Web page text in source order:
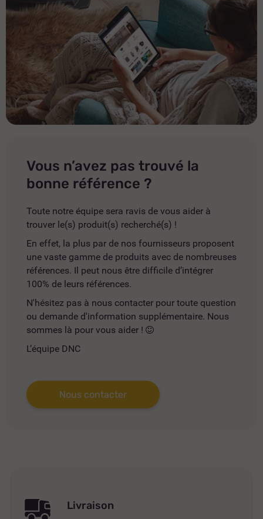
Vous n’avez pas trouvé la
bonne référence ?
Toute notre équipe sera ravis de vous aider à
trouver le(s) produit(s) recherché(s) !
En effet, la plus par de nos fournisseurs proposent
une vaste gamme de produits avec de nombreuses
références. Il peut nous être difficile d’intégrer
100% de leurs références.
N'hésitez pas à nous contacter pour toute question
ou demande d'information supplémentaire. Nous
sommes là pour vous aider !
L’équipe DNC
Nous contacter
Livraison